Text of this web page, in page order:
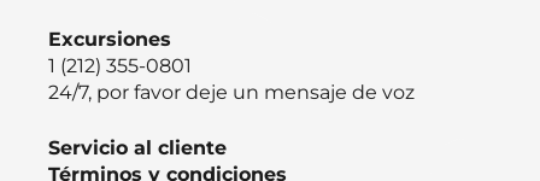
Excursiones
1 (212) 355-0801
24/7, por favor deje un mensaje de voz
Servicio al cliente
Términos y condiciones